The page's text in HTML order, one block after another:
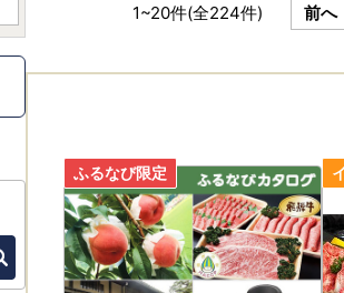
★高山市の伝統工芸 飛騨の家具とそ
★自分のペースでゆっくり選べるカタ
【あとから選べるカタログ】はこちら
＝＝＝＝＝＝＝＝＝＝＝＝＝＝＝
ふるさと納税に関するお知らせ
1~20件(全224件) 前へ